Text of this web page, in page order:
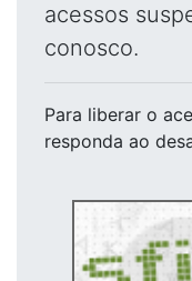
acessos
conosco.
Para liberar o
responda ao